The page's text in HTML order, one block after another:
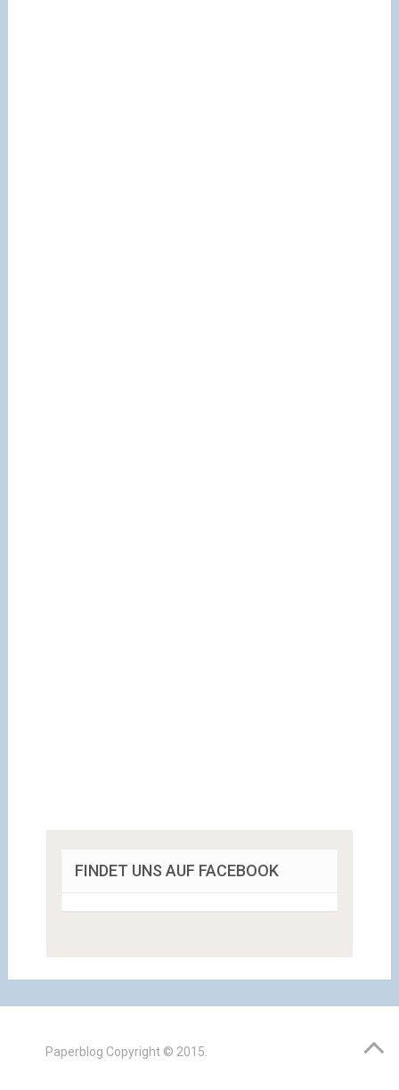
FINDET UNS AUF FACEBOOK
Paperblog Copyright © 2015.